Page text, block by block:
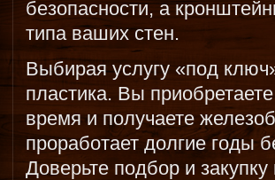
безопасности, а
типа ваших стен.
Выбирая услугу «под
пластика. Вы
время и получаете
проработает долгие годы
Доверьте подбор и